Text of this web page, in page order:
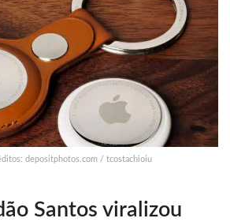
depositphotos.com / tcostachioiu
Santos viralizou